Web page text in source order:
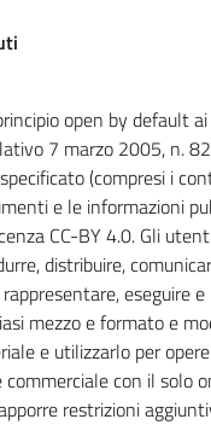
open by default
7 marzo 2005, n.
(compresi i
e le informazioni
CC-BY 4.0. Gli
distribuire,
eseguire
mezzo e formato e
e utilizzarlo per
con il solo
restrizioni